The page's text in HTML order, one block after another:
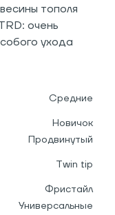
тополя
очень
ухода
Средние
Новичок
Продвинутый
Twin tip
Фристайл
Универсальные